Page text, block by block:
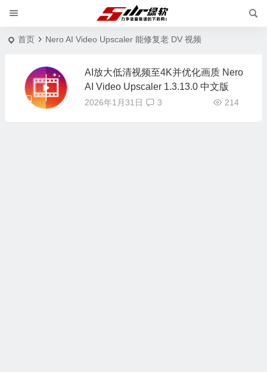
首页 Nero AI Video Upscaler 能修复老 DV 视频
AI放大低清视频至4K并优化画质 Nero
AI Video Upscaler 1.3.13.0 中文版
2026年1月31日 214
3